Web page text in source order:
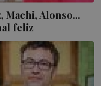
Machi, Alonso...
feliz